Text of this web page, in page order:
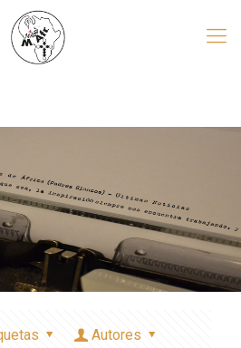
Autores